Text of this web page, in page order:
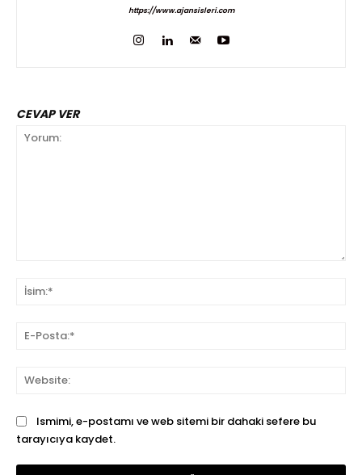
https://www.ajansisleri.com
CEVAP VER
Ismimi, e-postamı ve web sitemi bir dahaki sefere bu
tarayıcıya kaydet.